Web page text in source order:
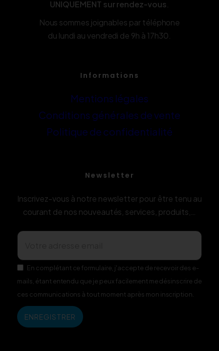
UNIQUEMENT sur rendez-vous
Nous sommes joignables par téléphone
du lundi au vendredi de 9h à 17h30.
Informations
Mentions légales
Conditions générales de vente
Politique de confidentialité
Newsletter
Inscrivez-vous à notre newsletter pour être tenu au
courant de nos nouveautés, services, produits,…
En complétant ce formulaire, j'accepte de recevoir des e-
mails, étant entendu que je peux facilement me désinscrire de
ces communications à tout moment après mon inscription.